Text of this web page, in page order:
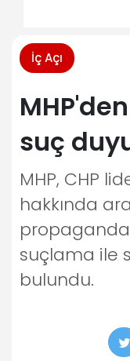
İç Açı
suç
MHP, CHP
hakkında
suçlama ile
bulundu.